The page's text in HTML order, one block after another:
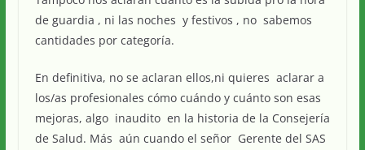
de guardia , ni las noches y festivos , no sabemos
cantidades por categoría.
En definitiva, no se aclaran ellos,ni quieres aclarar a
los/as profesionales cómo cuándo y cuánto son esas
mejoras, algo inaudito en la historia de la Consejería
de Salud. Más aún cuando el señor Gerente del SAS